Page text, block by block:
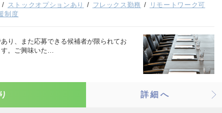
ストックオプションあり フレックス勤務
リモートワーク可
制度
り、また応募できる候補者が限られてお
。ご興味いた…
詳細へ